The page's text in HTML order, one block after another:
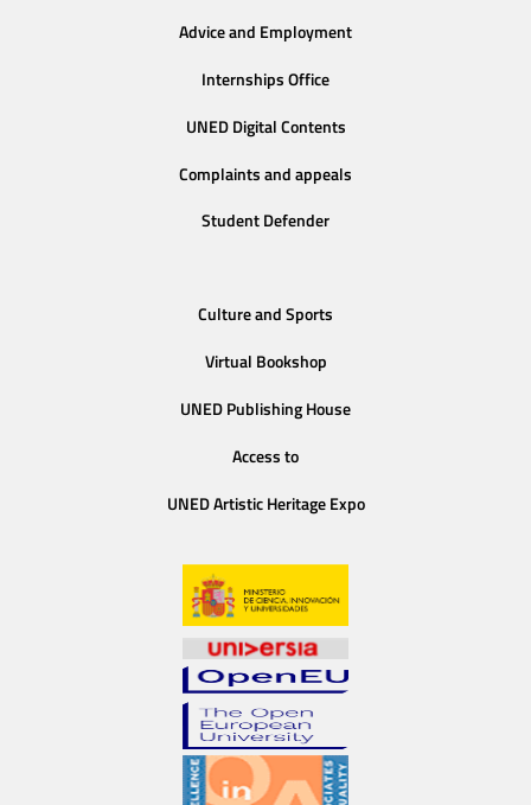
Advice and Employment
Internships Office
UNED Digital Contents
Complaints and appeals
Student Defender
Culture and Sports
Virtual Bookshop
UNED Publishing House
Access to
UNED Artistic Heritage Expo